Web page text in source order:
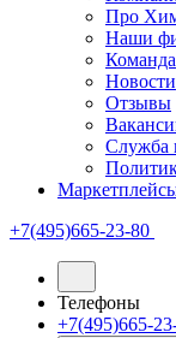
Про
Наши
Команда
Новости
Отзывы
Служба
+7(495)665-23-80
Телефоны
+7(495)665-